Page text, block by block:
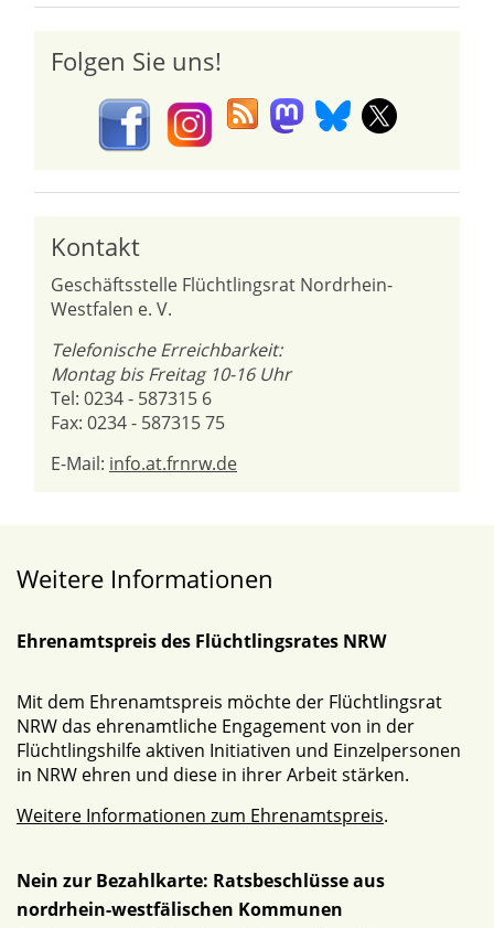
Folgen Sie uns!
Kontakt
Geschäftsstelle Flüchtlingsrat Nordrhein-
Westfalen e. V.
Telefonische Erreichbarkeit:
Montag bis Freitag 10-16 Uhr
Tel: 0234 - 587315 6
Fax: 0234 - 587315 75
E-Mail: info.at.frnrw.de
Weitere Informationen
Ehrenamtspreis des Flüchtlingsrates NRW
Mit dem Ehrenamtspreis möchte der Flüchtlingsrat
NRW das ehrenamtliche Engagement von in der
Flüchtlingshilfe aktiven Initiativen und Einzelpersonen
in NRW ehren und diese in ihrer Arbeit stärken.
Weitere Informationen zum Ehrenamtspreis.
Nein zur Bezahlkarte: Ratsbeschlüsse aus
nordrhein-westfälischen Kommunen